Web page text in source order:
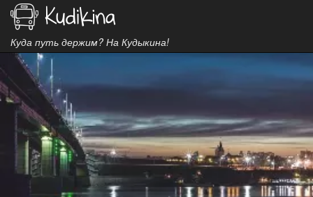
Куда путь держим? На Кудыкина!